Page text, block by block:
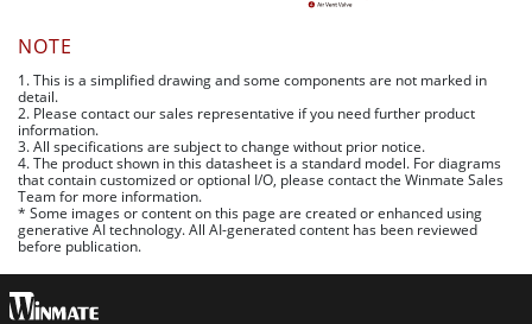
NOTE
1. This is a simplified drawing and some components are not marked in
detail.
2. Please contact our sales representative if you need further product
information.
3. All specifications are subject to change without prior notice.
4. The product shown in this datasheet is a standard model. For diagrams
that contain customized or optional I/O, please contact the Winmate Sales
Team for more information.
* Some images or content on this page are created or enhanced using
generative AI technology. All AI-generated content has been reviewed
before publication.